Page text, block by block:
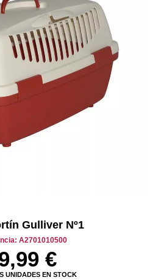
Gulliver Nº1
A2701010500
€
UNIDADES EN STOCK